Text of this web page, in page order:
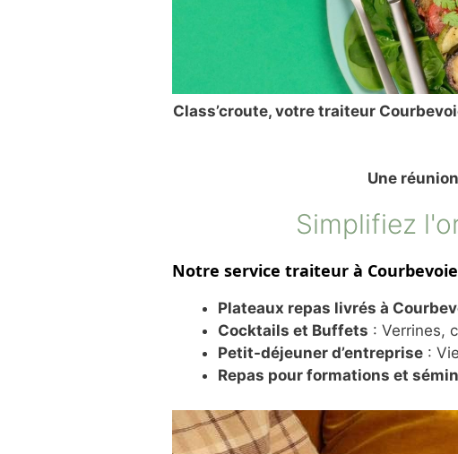
Class’croute, votre traiteur
Une
Simplifiez
Notre service traiteur à
Plateaux repas livrés à
Cocktails et Buffets : Verrines,
Petit-déjeuner d’entreprise :
Repas pour formations et